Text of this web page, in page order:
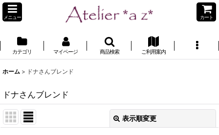
メニュー カート
カテゴリ マイページ 商品検索 ご利用案内
ホーム > ドナさんブレンド
ドナさんブレンド
表示順変更